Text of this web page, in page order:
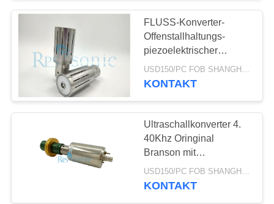
90
FLUSS-Konverter-
Offenstallhaltungs-
piezoelektrischer
Konverter der hohen
Leistung Ultraschall
USD150/PC FOB SHANGHAI MOQ:1pcs
KONTAKT
Ultraschallkonverter 4.
40Khz Oringinal
Branson mit
Titanverstärker
USD150/PC FOB SHANGHAI MOQ:1pcs
KONTAKT